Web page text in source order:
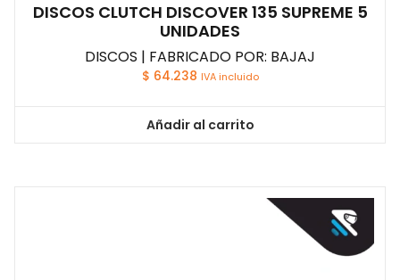
DISCOS CLUTCH DISCOVER 135 SUPREME 5
UNIDADES
DISCOS | FABRICADO POR: BAJAJ
$ 64.238 IVA incluido
Añadir al carrito